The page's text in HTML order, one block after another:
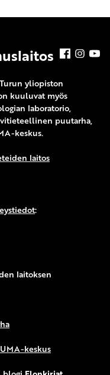
Facebook
yliopiston
kuuluvat myös
laboratorio,
puutarha,
keskus.
laitos
:
laitoksen
keskus